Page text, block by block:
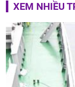
XEM NHIỀU